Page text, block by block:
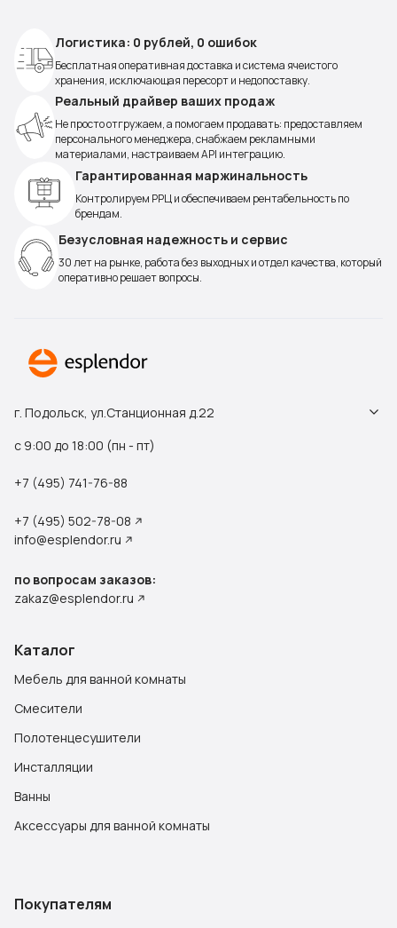
Логистика: 0 рублей, 0 ошибок
Бесплатная оперативная доставка и система ячеистого
хранения, исключающая пересорт и недопоставку.
Реальный драйвер ваших продаж
Не просто отгружаем, а помогаем продавать: предоставляем
персонального менеджера, снабжаем рекламными
материалами, настраиваем API интеграцию.
Гарантированная маржинальность
Контролируем РРЦ и обеспечиваем рентабельность по
брендам.
Безусловная надежность и сервис
30 лет на рынке, работа без выходных и отдел качества, который
оперативно решает вопросы.
г. Подольск, ул.Станционная д.22
с 9:00 до 18:00 (пн - пт)
+7 (495) 741-76-88
+7 (495) 502-78-08
info@esplendor.ru
по вопросам заказов:
zakaz@esplendor.ru
Каталог
Мебель для ванной комнаты
Смесители
Полотенцесушители
Инсталляции
Ванны
Аксессуары для ванной комнаты
Покупателям